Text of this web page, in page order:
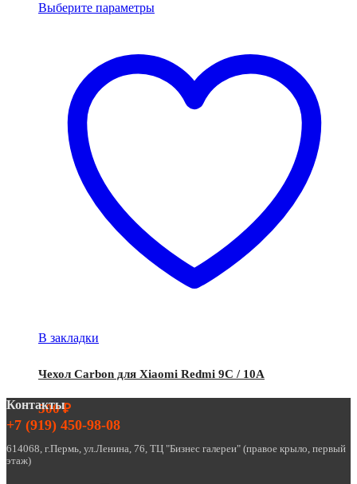
Выберите параметры
В закладки
Чехол Carbon для Xiaomi Redmi 9C / 10A
500₽
Контакты
+7 (919) 450-98-08
614068, г.Пермь, ул.Ленина, 76, ТЦ "Бизнес галереи" (правое крыло, первый
этаж)